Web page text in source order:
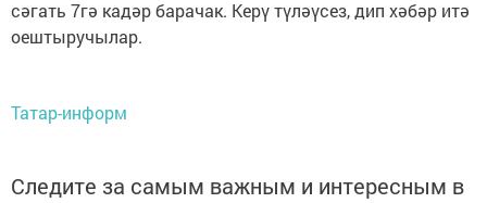
сәгать 7гә кадәр барачак. Керү түләүсез, дип хәбәр итә
оештыручылар.
Татар-информ
Следите за самым важным и интересным в